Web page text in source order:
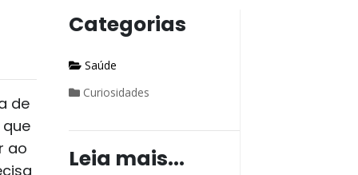
de
ao
Categorias
Saúde
Curiosidades
Leia mais...